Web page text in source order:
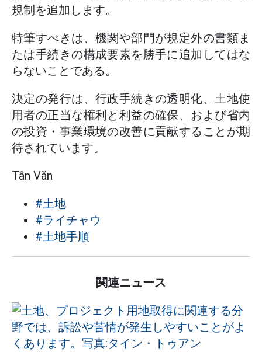
規制を追加します。
特筆すべきは、機関や部門が規定外の書類ま
たは手続きの構成要素を勝手に追加してはな
らないことである。
決定の発行は、行政手続きの透明化、土地使
用者の正当な権利と利益の確保、および省内
の投資・事業環境の改善に貢献することが期
待されています。
Tân Văn
#土地
#ライチャウ
#土地手順
関連ニュース